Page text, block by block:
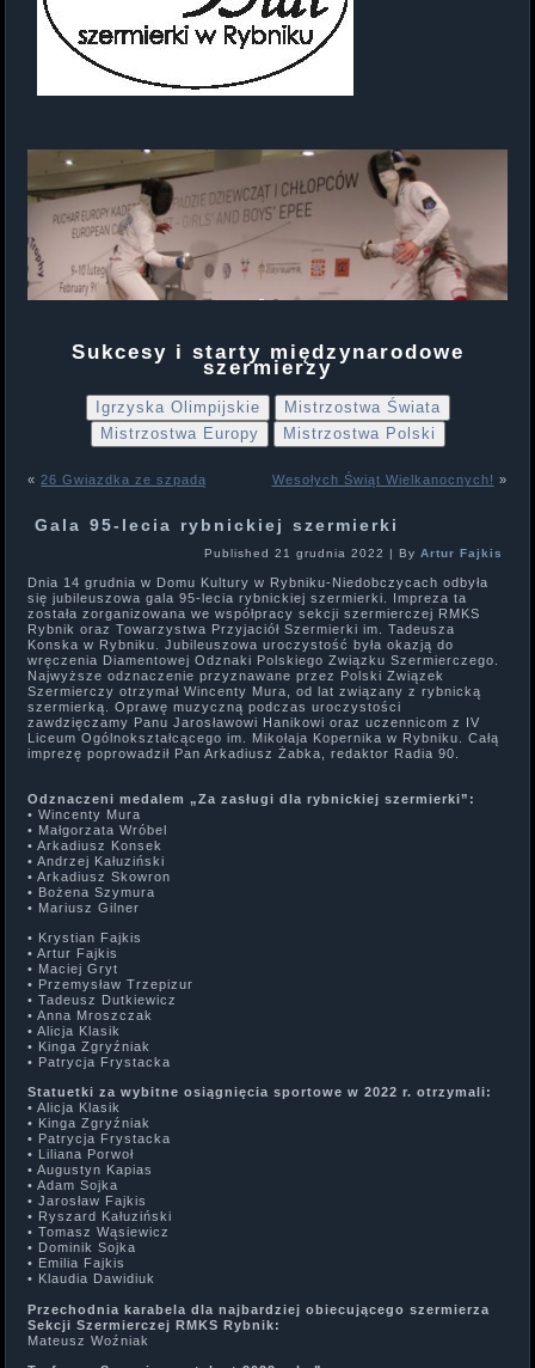
Sukcesy i starty międzynarodowe
szermierzy
Igrzyska Olimpijskie
Mistrzostwa Świata
Mistrzostwa Europy
Mistrzostwa Polski
«26 Gwiazdka ze szpadą Wesołych Świąt Wielkanocnych! »
Gala 95-lecia rybnickiej szermierki
Published 21 grudnia 2022 | By Artur Fajkis
Dnia 14 grudnia w Domu Kultury w Rybniku-Niedobczycach odbyła
się jubileuszowa gala 95-lecia rybnickiej szermierki. Impreza ta
została zorganizowana we współpracy sekcji szermierczej RMKS
Rybnik oraz Towarzystwa Przyjaciół Szermierki im. Tadeusza
Konska w Rybniku. Jubileuszowa uroczystość była okazją do
wręczenia Diamentowej Odznaki Polskiego Związku Szermierczego.
Najwyższe odznaczenie przyznawane przez Polski Związek
Szermierczy otrzymał Wincenty Mura, od lat związany z rybnicką
szermierką. Oprawę muzyczną podczas uroczystości
zawdzięczamy Panu Jarosławowi Hanikowi oraz uczennicom z IV
Liceum Ogólnokształcącego im. Mikołaja Kopernika w Rybniku. Całą
imprezę poprowadził Pan Arkadiusz Żabka, redaktor Radia 90.
Odznaczeni medalem „Za zasługi dla rybnickiej szermierki”:
• Wincenty Mura
• Małgorzata Wróbel
• Arkadiusz Konsek
• Andrzej Kałuziński
• Arkadiusz Skowron
• Bożena Szymura
• Mariusz Gilner
• Krystian Fajkis
• Artur Fajkis
• Maciej Gryt
• Przemysław Trzepizur
• Tadeusz Dutkiewicz
• Anna Mroszczak
• Alicja Klasik
• Kinga Zgryźniak
• Patrycja Frystacka
Statuetki za wybitne osiągnięcia sportowe w 2022 r. otrzymali:
• Alicja Klasik
• Kinga Zgryźniak
• Patrycja Frystacka
• Liliana Porwoł
• Augustyn Kapias
• Adam Sojka
• Jarosław Fajkis
• Ryszard Kałuziński
• Tomasz Wąsiewicz
• Dominik Sojka
• Emilia Fajkis
• Klaudia Dawidiuk
Przechodnia karabela dla najbardziej obiecującego szermierza
Sekcji Szermierczej RMKS Rybnik:
Mateusz Woźniak